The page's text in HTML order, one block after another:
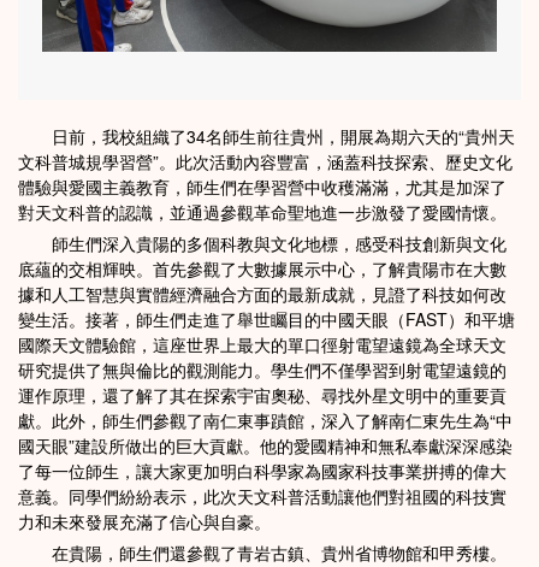
日前，我校組織了34名師生前往貴州，開展為期六天的“貴州天
文科普城規學習營”。此次活動內容豐富，涵蓋科技探索、歷史文化
體驗與愛國主義教育，師生們在學習營中收穫滿滿，尤其是加深了
對天文科普的認識，並通過參觀革命聖地進一步激發了愛國情懷。
師生們深入貴陽的多個科教與文化地標，感受科技創新與文化
底蘊的交相輝映。首先參觀了大數據展示中心，了解貴陽市在大數
據和人工智慧與實體經濟融合方面的最新成就，見證了科技如何改
變生活。接著，師生們走進了舉世矚目的中國天眼（FAST）和平塘
國際天文體驗館，這座世界上最大的單口徑射電望遠鏡為全球天文
研究提供了無與倫比的觀測能力。學生們不僅學習到射電望遠鏡的
運作原理，還了解了其在探索宇宙奧秘、尋找外星文明中的重要貢
獻。此外，師生們參觀了南仁東事蹟館，深入了解南仁東先生為“中
國天眼”建設所做出的巨大貢獻。他的愛國精神和無私奉獻深深感染
了每一位師生，讓大家更加明白科學家為國家科技事業拼搏的偉大
意義。同學們紛紛表示，此次天文科普活動讓他們對祖國的科技實
力和未來發展充滿了信心與自豪。
在貴陽，師生們還參觀了青岩古鎮、貴州省博物館和甲秀樓。